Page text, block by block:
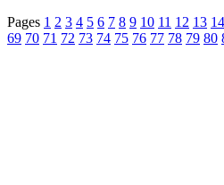
Pages 1 2 3 4 5 6 7 8 9 10 11 12 13 14
69 70 71 72 73 74 75 76 77 78 79 80